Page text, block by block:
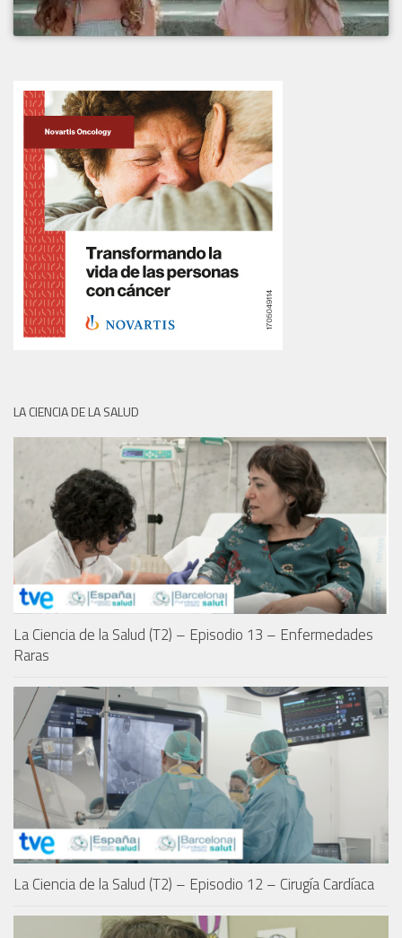
LA CIENCIA DE LA SALUD
La Ciencia de la Salud (T2) – Episodio 13 – Enfermedades
Raras
La Ciencia de la Salud (T2) – Episodio 12 – Cirugía Cardíaca